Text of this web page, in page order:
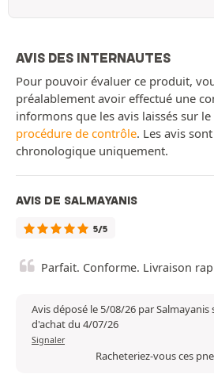
AVIS DES INTERNAUTES
Pour pouvoir évaluer ce produit,
préalablement avoir effectué une
informons que les avis laissés sur
procédure de contrôle. Les avis
chronologique uniquement.
AVIS DE SALMAYANIS
5/5
Parfait. Conforme. Livraison
Avis déposé le 5/08/26 par
d'achat du 4/07/26
Signaler
Racheteriez-vous ces